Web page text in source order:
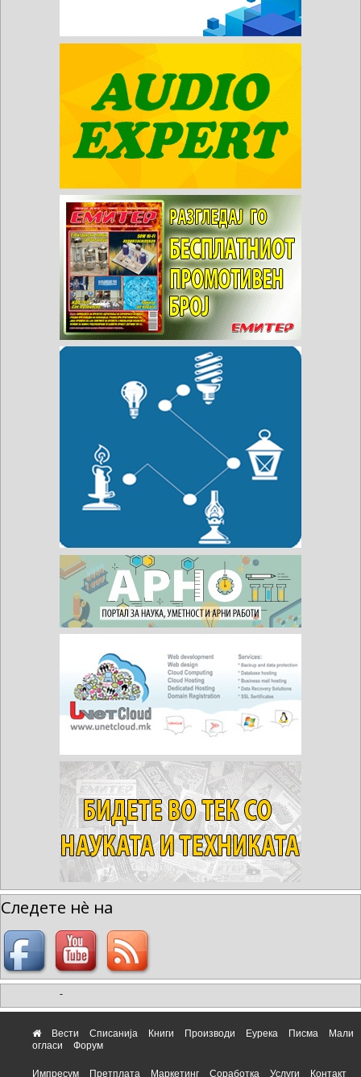
Следете нè на
-
Вести Списанија Книги Производи Еурека Писма
Мали
огласи
Форум
Импресум Претплата Маркетинг Соработка Услуги Контакт